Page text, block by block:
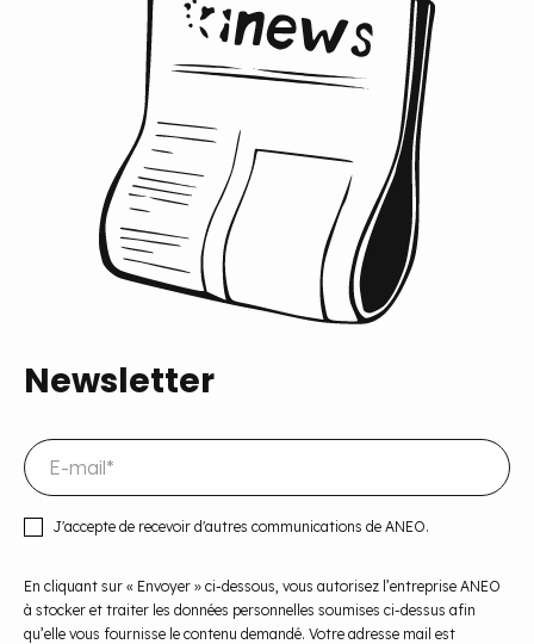
Newsletter
J'accepte de recevoir d'autres communications de ANEO.
En cliquant sur « Envoyer » ci-dessous, vous autorisez l’entreprise ANEO
à stocker et traiter les données personnelles soumises ci-dessus afin
qu’elle vous fournisse le contenu demandé. Votre adresse mail est